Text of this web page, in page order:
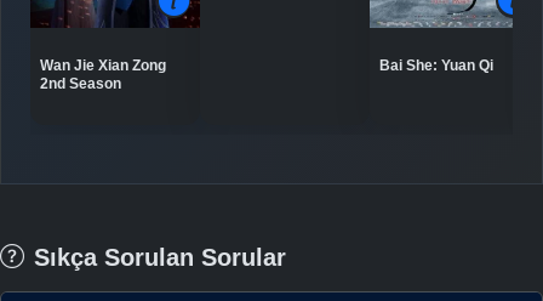
Wan Jie Xian Zong
2nd Season
Bai She: Yuan Qi
Sıkça Sorulan Sorular